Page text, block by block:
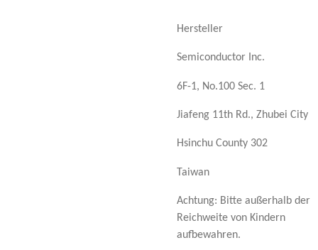
Hersteller
Semiconductor Inc.
6F-1, No.100 Sec. 1
Jiafeng 11th Rd., Zhubei City
Hsinchu County 302
Taiwan
Achtung: Bitte außerhalb der
Reichweite von Kindern
aufbewahren.